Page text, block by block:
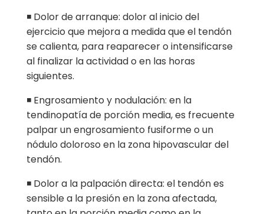
◾ Dolor de arranque: dolor al inicio del
ejercicio que mejora a medida que el tendón
se calienta, para reaparecer o intensificarse
al finalizar la actividad o en las horas
siguientes.
◾ Engrosamiento y nodulación: en la
tendinopatía de porción media, es frecuente
palpar un engrosamiento fusiforme o un
nódulo doloroso en la zona hipovascular del
tendón.
◾ Dolor a la palpación directa: el tendón es
sensible a la presión en la zona afectada,